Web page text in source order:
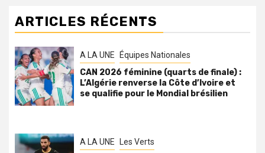
ARTICLES RÉCENTS
A LA UNE Équipes Nationales
CAN 2026 féminine (quarts de finale) :
L’Algérie renverse la Côte d’Ivoire et
se qualifie pour le Mondial brésilien
A LA UNE Les Verts